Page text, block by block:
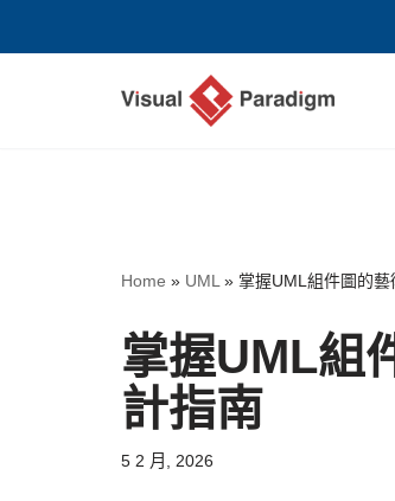
Home » UML » 掌握UML組件圖的
掌握UML組
計指南
5 2 月, 2026